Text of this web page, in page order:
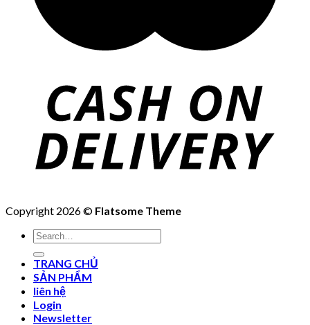
Copyright 2026 © Flatsome Theme
Search
for:
TRANG CHỦ
SẢN PHẨM
liên hệ
Login
Newsletter